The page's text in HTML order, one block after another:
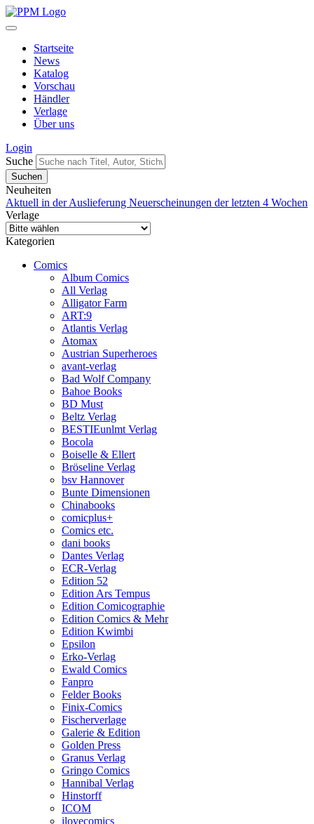
Startseite
News
Katalog
Vorschau
Händler
Verlage
Über uns
Login
Suche
Neuheiten
Aktuell in der Auslieferung Neuerscheinungen der letzten 4 Wochen
Verlage
Kategorien
Comics
Album Comics
All Verlag
Alligator Farm
ART:9
Atlantis Verlag
Atomax
Austrian Superheroes
avant-verlag
Bad Wolf Company
Bahoe Books
BD Must
Beltz Verlag
BESTIEunlmt Verlag
Bocola
Boiselle & Ellert
Bröseline Verlag
bsv Hannover
Bunte Dimensionen
Chinabooks
comicplus+
Comics etc.
dani books
Dantes Verlag
ECR-Verlag
Edition 52
Edition Ars Tempus
Edition Comicographie
Edition Comics & Mehr
Edition Kwimbi
Epsilon
Erko-Verlag
Ewald Comics
Fanpro
Felder Books
Finix-Comics
Fischerverlage
Galerie & Edition
Golden Press
Granus Verlag
Gringo Comics
Hannibal Verlag
Hinstorff
ICOM
ilovecomics